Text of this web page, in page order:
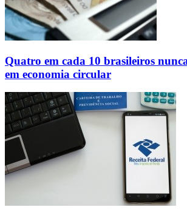
Quatro em cada 10 brasileiros
em economia circular